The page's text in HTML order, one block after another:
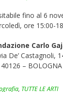
fino al 6
ore 15:00-
Carlo
De’ Castagnoli,
40126 – BOLOGNA
, TUTTE LE ARTI